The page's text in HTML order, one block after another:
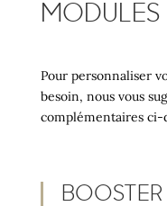
MODULES
Pour personnaliser
besoin, nous vous
complémentaires ci-